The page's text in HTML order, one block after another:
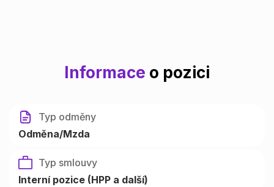
Informace o pozici
Typ odměny
Odměna/Mzda
Typ smlouvy
Interní pozice (HPP a další)